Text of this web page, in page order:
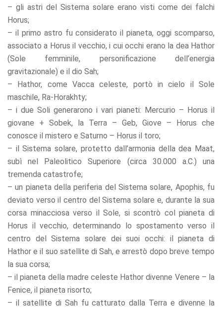
– gli astri del Sistema solare erano visti come dei falchi
Horus;
– il primo astro fu considerato il pianeta, oggi scomparso,
associato a Horus il vecchio, i cui occhi erano la dea Hathor
(Sole femminile, personificazione dell’energia
gravitazionale) e il dio Sah;
– Hathor, come Vacca celeste, portò in cielo il Sole
maschile, Ra-Horakhty;
– i due Soli generarono i vari pianeti: Mercurio – Horus il
giovane + Sobek, la Terra – Geb, Giove – Horus che
conosce il mistero e Saturno – Horus il toro;
– il Sistema solare, protetto dall’armonia della dea Maat,
subì nel Paleolitico Superiore (circa 30.000 a.C.) una
tremenda catastrofe;
– un pianeta della periferia del Sistema solare, Apophis, fu
deviato verso il centro del Sistema solare e, durante la sua
corsa minacciosa verso il Sole, si scontrò col pianeta di
Horus il vecchio, determinando lo spostamento verso il
centro del Sistema solare dei suoi occhi: il pianeta di
Hathor e il suo satellite di Sah, e arrestò dopo breve tempo
la sua corsa;
– il pianeta della madre celeste Hathor divenne Venere – la
Fenice, il pianeta risorto;
– il satellite di Sah fu catturato dalla Terra e divenne la